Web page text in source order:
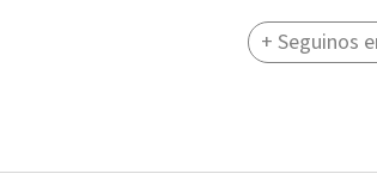
+ Seguinos